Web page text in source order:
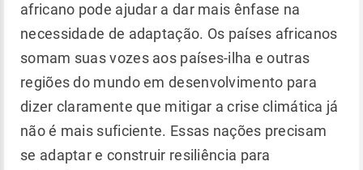
africano pode ajudar a dar mais ênfase na
necessidade de adaptação. Os países africanos
somam suas vozes aos países-ilha e outras
regiões do mundo em desenvolvimento para
dizer claramente que mitigar a crise climática já
não é mais suficiente. Essas nações precisam
se adaptar e construir resiliência para